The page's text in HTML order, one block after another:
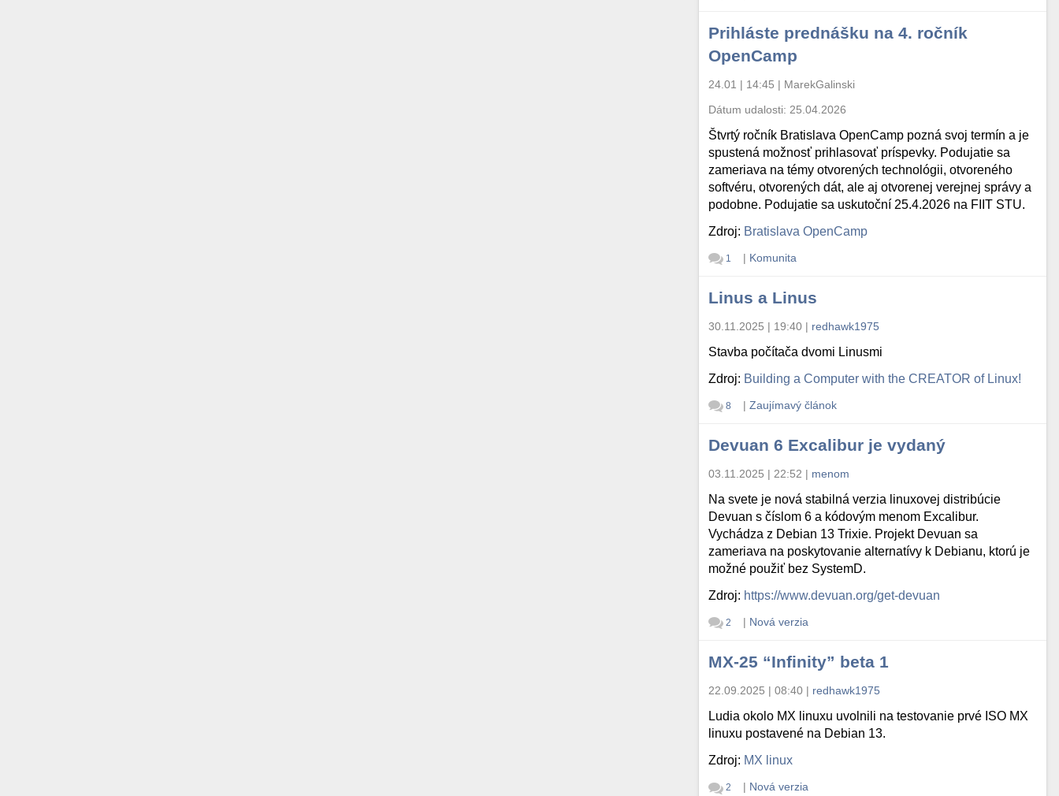
Prihláste prednášku na 4. ročník
OpenCamp
24.01 | 14:45 | MarekGalinski
Dátum udalosti: 25.04.2026
Štvrtý ročník Bratislava OpenCamp pozná svoj termín a je
spustená možnosť prihlasovať príspevky. Podujatie sa
zameriava na témy otvorených technológii, otvoreného
softvéru, otvorených dát, ale aj otvorenej verejnej správy a
podobne. Podujatie sa uskutoční 25.4.2026 na FIIT STU.
Zdroj: Bratislava OpenCamp
1 | Komunita
Linus a Linus
30.11.2025 | 19:40 | redhawk1975
Stavba počítača dvomi Linusmi
Zdroj: Building a Computer with the CREATOR of Linux!
8 | Zaujímavý článok
Devuan 6 Excalibur je vydaný
03.11.2025 | 22:52 | menom
Na svete je nová stabilná verzia linuxovej distribúcie
Devuan s číslom 6 a kódovým menom Excalibur.
Vychádza z Debian 13 Trixie. Projekt Devuan sa
zameriava na poskytovanie alternatívy k Debianu, ktorú je
možné použiť bez SystemD.
Zdroj: https://www.devuan.org/get-devuan
2 | Nová verzia
MX-25 “Infinity” beta 1
22.09.2025 | 08:40 | redhawk1975
Ludia okolo MX linuxu uvolnili na testovanie prvé ISO MX
linuxu postavené na Debian 13.
Zdroj: MX linux
2 | Nová verzia